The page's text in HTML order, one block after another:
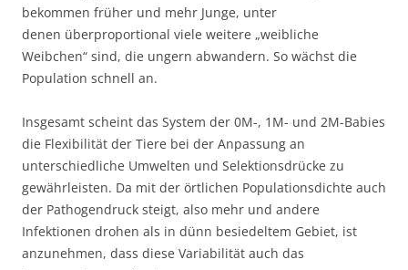
bekommen früher und mehr Junge, unter
denen überproportional viele weitere „weibliche
Weibchen“ sind, die ungern abwandern. So wächst die
Population schnell an.
Insgesamt scheint das System der 0M-, 1M- und 2M-Babies
die Flexibilität der Tiere bei der Anpassung an
unterschiedliche Umwelten und Selektionsdrücke zu
gewährleisten. Da mit der örtlichen Populationsdichte auch
der Pathogendruck steigt, also mehr und andere
Infektionen drohen als in dünn besiedeltem Gebiet, ist
anzunehmen, dass diese Variabilität auch das